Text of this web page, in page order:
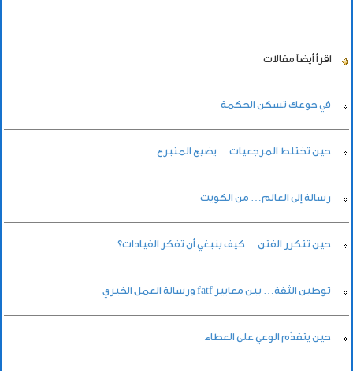
اقرأ أيضاً مقالات
في جوعك تسكن الحكمة
حين تختلط المرجعيات… يضيع المتبرع
رسالة إلى العالم… من الكويت
حين تتكرر الفتن… كيف ينبغي أن تفكر القيادات؟
توطين الثقة… بين معايير fatf ورسالة العمل الخيري
حين يتقدّم الوعي على العطاء